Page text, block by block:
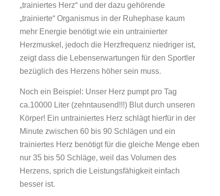
„trainiertes Herz“ und der dazu gehörende
„trainierte“ Organismus in der Ruhephase kaum
mehr Energie benötigt wie ein untrainierter
Herzmuskel, jedoch die Herzfrequenz niedriger ist,
zeigt dass die Lebenserwartungen für den Sportler
bezüglich des Herzens höher sein muss.
Noch ein Beispiel: Unser Herz pumpt pro Tag
ca.10000 Liter (zehntausend!!!) Blut durch unseren
Körper! Ein untrainiertes Herz schlägt hierfür in der
Minute zwischen 60 bis 90 Schlägen und ein
trainiertes Herz benötigt für die gleiche Menge eben
nur 35 bis 50 Schläge, weil das Volumen des
Herzens, sprich die Leistungsfähigkeit einfach
besser ist.